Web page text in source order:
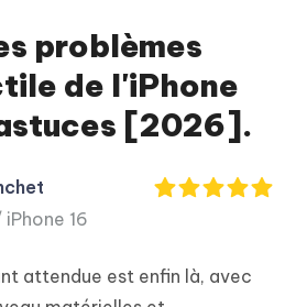
problèmes
de l'iPhone
[2026].
iPhone 16
attendue est enfin là, avec